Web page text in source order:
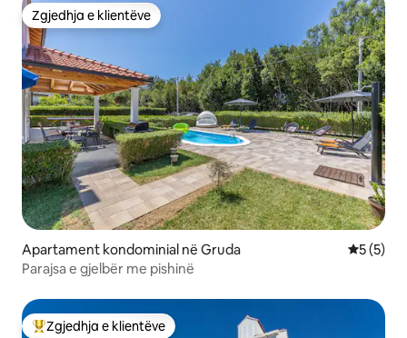
Zgjedhja e klientëve
Zgjedhja e klientëve
Apartament kondominial në Gruda
5 (5)
Parajsa e gjelbër me pishinë
Më të mirat e zgjedhjeve të klientëve
Zgjedhja e klientëve